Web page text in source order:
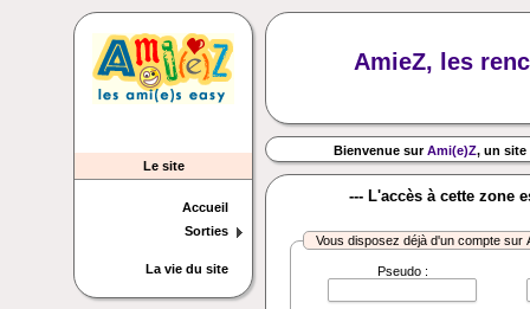
Le site
Accueil
Sorties
La vie du site
AmieZ, les
Bienvenue surAmi(e)Z, un site
--- L'accès à cette zone
Vous disposez déjà d'un compte sur
Pseudo :